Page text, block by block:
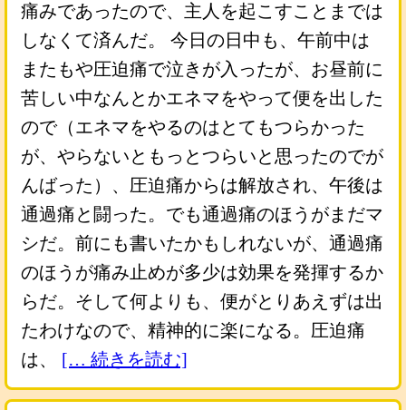
痛みであったので、主人を起こすことまでは
しなくて済んだ。 今日の日中も、午前中は
またもや圧迫痛で泣きが入ったが、お昼前に
苦しい中なんとかエネマをやって便を出した
ので（エネマをやるのはとてもつらかった
が、やらないともっとつらいと思ったのでが
んばった）、圧迫痛からは解放され、午後は
通過痛と闘った。でも通過痛のほうがまだマ
シだ。前にも書いたかもしれないが、通過痛
のほうが痛み止めが多少は効果を発揮するか
らだ。そして何よりも、便がとりあえずは出
たわけなので、精神的に楽になる。圧迫痛
は、 [… 続きを読む]